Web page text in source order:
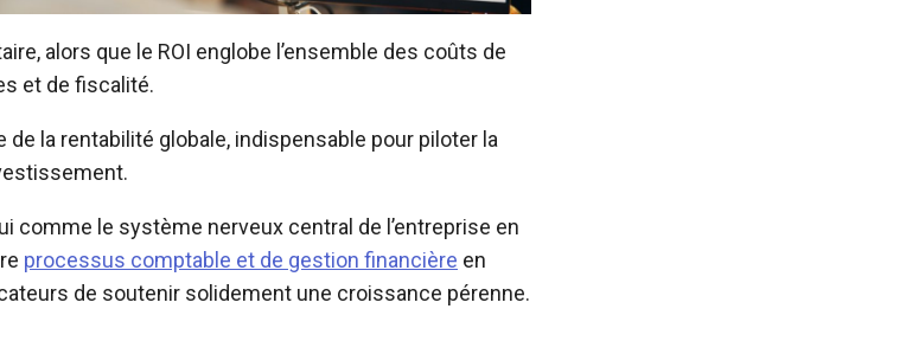
alors que le ROI englobe l’ensemble des coûts de
et de fiscalité.
la rentabilité globale, indispensable pour piloter la
comme le système nerveux central de l’entreprise en
processus comptable et de gestion financière en
de soutenir solidement une croissance pérenne.